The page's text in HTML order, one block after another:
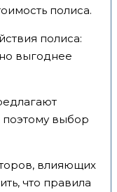
полиса.
полиса:
выгоднее
поэтому выбор
влияющих
что правила